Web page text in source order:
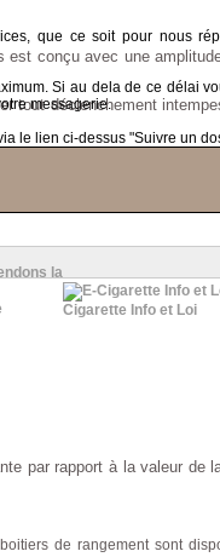
que ce soit pour nous
Si au dela de ce délai
messagerie.
le lien ci-dessus "Suivre un
la
Cigarette Info et Loi
conçu avec une
tout déclenchement
par rapport à la valeur de
de rangement sont